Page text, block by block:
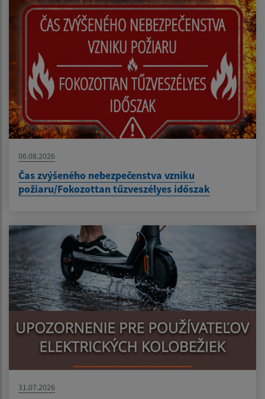
06.08.2026
Čas zvýšeného nebezpečenstva vzniku
požiaru/Fokozottan tűzveszélyes időszak
31.07.2026